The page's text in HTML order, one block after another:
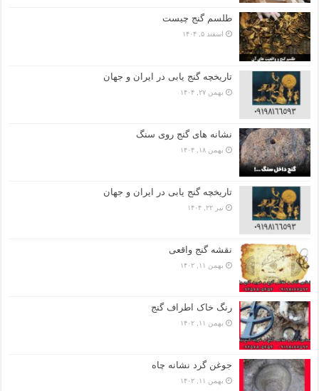
طلسم گنج چیست
اسفند ۵, ۱۴۰۴
تاریخچه گنج‌ یابی در ایران و جهان
بهمن ۲۷, ۱۴۰۴
نشانه های گنج روی سنگ
بهمن ۱۸, ۱۴۰۴
تاریخچه گنج‌ یابی در ایران و جهان
تیر ۲۲, ۱۴۰۴
نقشه گنج واقعی
بهمن ۱۱, ۱۴۰۲
رنگ خاک اطراف گنج
بهمن ۱۱, ۱۴۰۲
جوغن گرد نشانه چاه
بهمن ۱۱, ۱۴۰۲